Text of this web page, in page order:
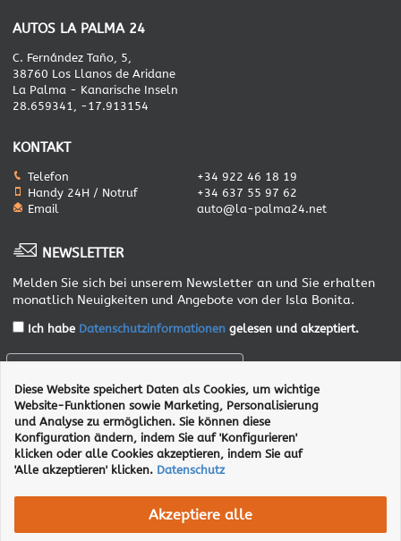
AUTOS LA PALMA 24
C. Fernández Taño, 5,
38760 Los Llanos de Aridane
La Palma - Kanarische Inseln
28.659341, -17.913154
KONTAKT
Telefon
+34 922 46 18 19
Handy 24H / Notruf
+34 637 55 97 62
Email
auto@la-palma24.net
NEWSLETTER
Melden Sie sich bei unserem Newsletter an und Sie erhalten
monatlich Neuigkeiten und Angebote von der Isla Bonita.
Ich habe Datenschutzinformationen gelesen und akzeptiert.
ANMELDEN
AGB Impressum Datenschutz Transparencia
Diese Website speichert Daten als Cookies, um wichtige
Website-Funktionen sowie Marketing, Personalisierung
und Analyse zu ermöglichen. Sie können diese
Konfiguration ändern, indem Sie auf 'Konfigurieren'
klicken oder alle Cookies akzeptieren, indem Sie auf
'Alle akzeptieren' klicken. Datenschutz
Akzeptiere alle